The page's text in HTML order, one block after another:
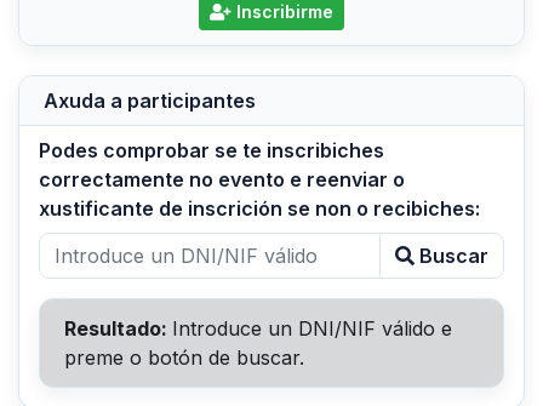
Inscribirme
Axuda a participantes
Podes comprobar se te inscribiches
correctamente no evento e reenviar o
xustificante de inscrición se non o recibiches:
Buscar
Resultado: Introduce un DNI/NIF válido e
preme o botón de buscar.